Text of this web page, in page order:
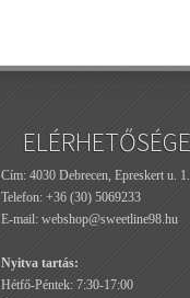
Cím: 4030 Debrecen, Epreskert u. 1.
Telefon: +36 (30) 5069233
E-mail: webshop@sweetline98.hu
Nyitva tartás:
Hétfő-Péntek: 7:30-17:00